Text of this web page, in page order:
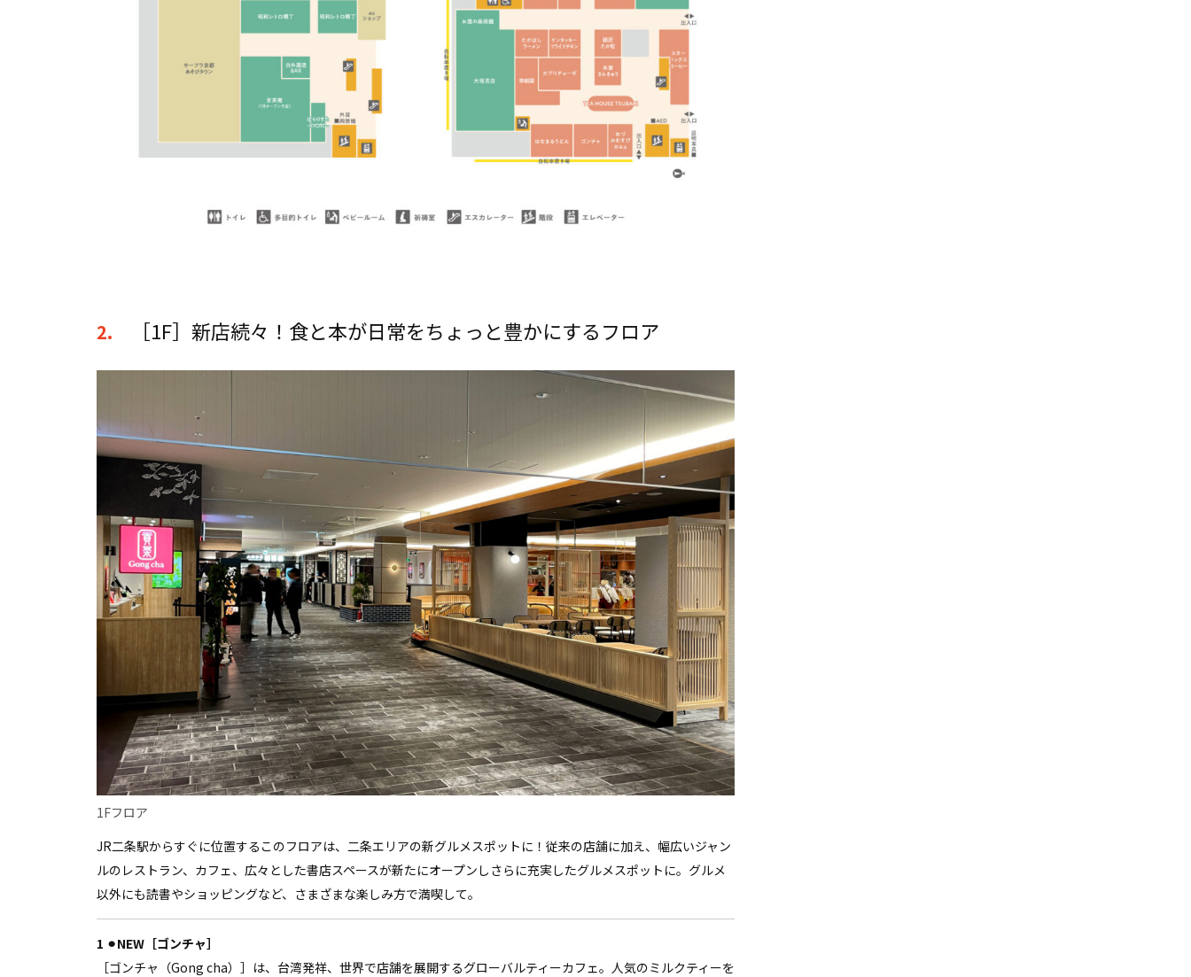
2. ［1F］新店続々！食と本が日常をちょっと豊かにするフロア
1Fフロア
JR二条駅からすぐに位置するこのフロアは、二条エリアの新グルメスポットに！従来の店舗に加え、幅広いジャン
ルのレストラン、カフェ、広々とした書店スペースが新たにオープンしさらに充実したグルメスポットに。グルメ
以外にも読書やショッピングなど、さまざまな楽しみ方で満喫して。
1 ⚫︎NEW［ゴンチャ］
［ゴンチャ（Gong cha）］は、台湾発祥、世界で店舗を展開するグローバルティーカフェ。人気のミルクティーを